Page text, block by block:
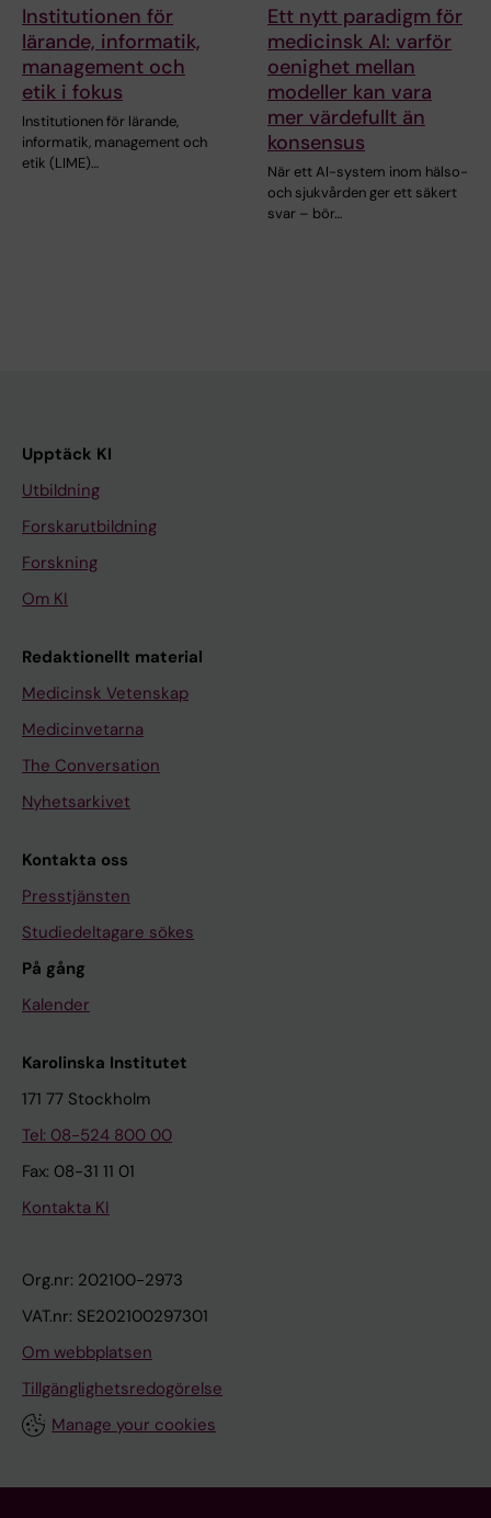
Institutionen för
lärande, informatik,
management och
etik i fokus
Institutionen för lärande,
informatik, management och
etik (LIME)…
Ett nytt paradigm för
medicinsk AI: varför
oenighet mellan
modeller kan vara
mer värdefullt än
konsensus
När ett AI-system inom hälso-
och sjukvården ger ett säkert
svar – bör…
Upptäck KI
Utbildning
Forskarutbildning
Forskning
Om KI
Redaktionellt material
Medicinsk Vetenskap
Medicinvetarna
The Conversation
Nyhetsarkivet
Kontakta oss
Presstjänsten
Studiedeltagare sökes
På gång
Kalender
Karolinska Institutet
171 77 Stockholm
Tel: 08-524 800 00
Fax: 08-31 11 01
Kontakta KI
Org.nr: 202100-2973
VAT.nr: SE202100297301
Om webbplatsen
Tillgänglighetsredogörelse
Manage your cookies